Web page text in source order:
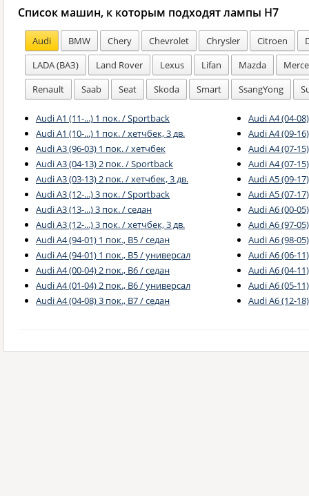
Список машин, к которым подходят лампы H7
Audi BMW Chery Chevrolet Chrysler Citroen
LADA (ВАЗ)
Land Rover Lexus Lifan Mazda
Renault
Saab Seat Skoda Smart SsangYong
Audi A1 (11-...) 1 пок. / Sportback
Audi A1 (10-...) 1 пок. / хетчбек, 3 дв.
Audi A3 (96-03) 1 пок. / хетчбек
Audi A3 (04-13) 2 пок. / Sportback
Audi A3 (03-13) 2 пок. / хетчбек, 3 дв.
Audi A3 (12-...) 3 пок. / Sportback
Audi A3 (13-...) 3 пок. / седан
Audi A3 (12-...) 3 пок. / хетчбек, 3 дв.
Audi A4 (94-01) 1 пок., B5 / седан
Audi A4 (94-01) 1 пок., B5 / универсал
Audi A4 (00-04) 2 пок., B6 / седан
Audi A4 (01-04) 2 пок., B6 / универсал
Audi A4 (04-08) 3 пок., B7 / седан
Audi A4 (04-
Audi A4 (09-
Audi A4 (07-
Audi A4 (07-
Audi A5 (09-
Audi A5 (07-
Audi A6 (00-
Audi A6 (97-
Audi A6 (98-
Audi A6 (06-
Audi A6 (04-
Audi A6 (05-
Audi A6 (12-